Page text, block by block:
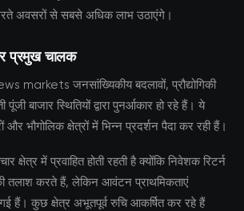
अवसरों से सबसे अधिक लाभ उठाएंगे।
प्रमुख चालक
markets जनसांख्यिकीय बदलावों, प्रौद्योगिकी
बाजार स्थितियों द्वारा पुनर्आकार हो रहे हैं। ये
और भौगोलिक क्षेत्रों में भिन्न प्रदर्शन पैदा कर रही हैं।
क्षेत्र में प्रवाहित होती रहती है क्योंकि निवेशक रिटर्न
तलाश करते हैं, लेकिन आवंटन प्राथमिकताएं
हैं। कुछ क्षेत्र अभूतपूर्व रुचि आकर्षित कर रहे हैं